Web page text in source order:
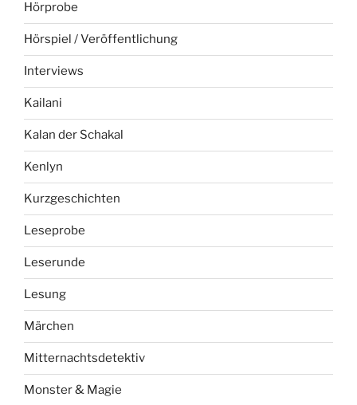
Hörprobe
Hörspiel / Veröffentlichung
Interviews
Kailani
Kalan der Schakal
Kenlyn
Kurzgeschichten
Leseprobe
Leserunde
Lesung
Märchen
Mitternachtsdetektiv
Monster & Magie